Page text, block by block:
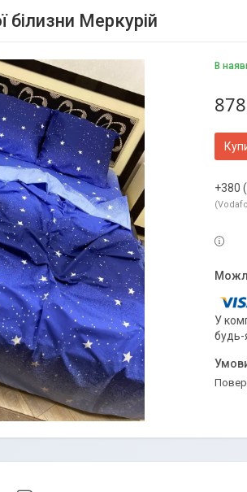
білизни Меркурій
В
+380
У
будь-